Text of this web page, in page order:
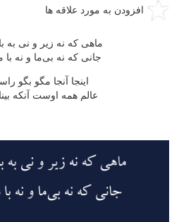
افزودن به مورد علاقه ها
ماهی که نه زیر و نی
جانی که نه بی‌ما و نه
اینجا آنجا مگو بگو
عالم همه اوست آنکه